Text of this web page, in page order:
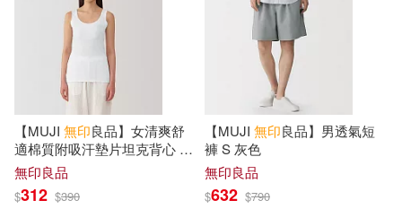
渡邊米英(1)
特蕾西&#8226;鮑蒂斯塔(1)
王玥琳(1) 琳達．愛娃斯娜(1)
白明植(1)
東雨文化(1)
榮寶齋出版社(1) 樂果文化(1)
機械工業出版社(1)
水滴文化(1) 灕江出版社(1)
【MUJI 無印良品】女清爽舒
適棉質附吸汗墊片坦克背心 M
白色
無印良品
$312 $390
【MUJI 無印良品】男透氣短
褲 S 灰色
無印良品
$632 $790